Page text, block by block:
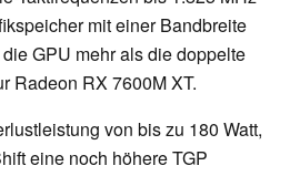
mit einer Bandbreite
GPU mehr als die doppelte
Radeon RX 7600M XT.
von bis zu 180 Watt,
eine noch höhere TGP